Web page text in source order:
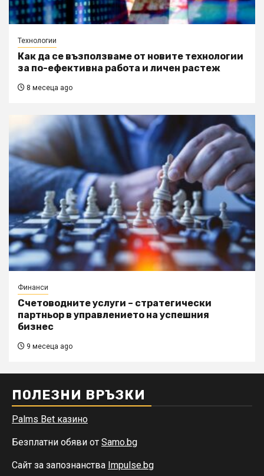
Технологии
Как да се възползваме от новите технологии
за по-ефективна работа и личен растеж
8 месеца ago
Финанси
Счетоводните услуги – стратегически
партньор в управлението на успешния
бизнес
9 месеца ago
ПОЛЕЗНИ ВРЪЗКИ
Palms Bet казино
Безплатни обяви от Samo.bg
Сайт за запознанства Impulse.bg